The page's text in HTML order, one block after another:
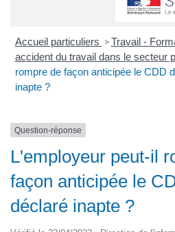
Accueil particuliers > Travail -
accident du travail dans le secteur
rompre de façon anticipée le CDD
inapte ?
Question-réponse
L'employeur peut-il
façon anticipée le
déclaré inapte ?